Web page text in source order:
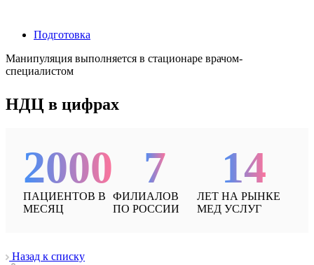
Подготовка
Манипуляция выполняется в стационаре врачом-
специалистом
НДЦ в цифрах
2000
ПАЦИЕНТОВ В
МЕСЯЦ
7
ФИЛИАЛОВ
ПО РОССИИ
14
ЛЕТ НА РЫНКЕ
МЕД УСЛУГ
Назад к списку